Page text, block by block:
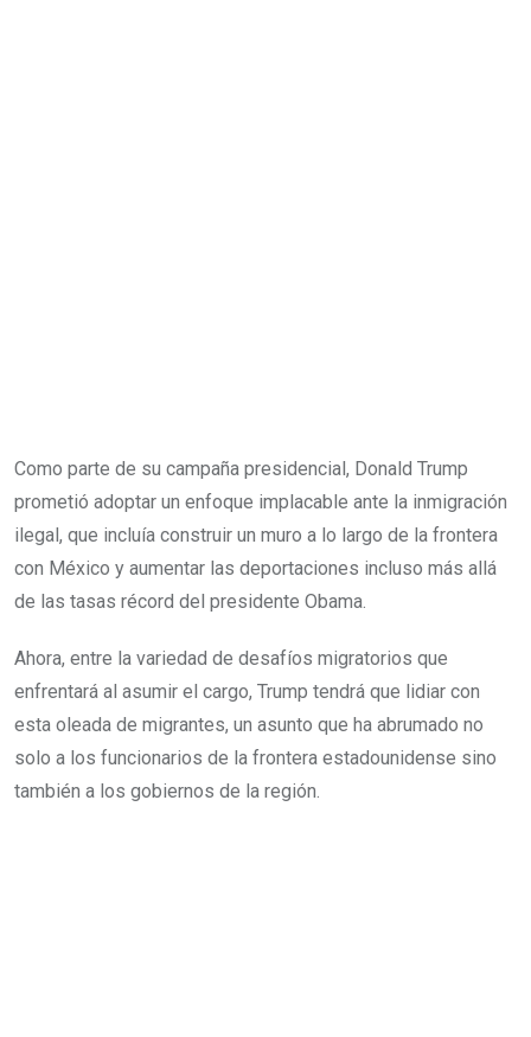
Como parte de su campaña presidencial, Donald Trump
prometió adoptar un enfoque implacable ante la inmigración
ilegal, que incluía construir un muro a lo largo de la frontera
con México y aumentar las deportaciones incluso más allá
de las tasas récord del presidente Obama.
Ahora, entre la variedad de desafíos migratorios que
enfrentará al asumir el cargo, Trump tendrá que lidiar con
esta oleada de migrantes, un asunto que ha abrumado no
solo a los funcionarios de la frontera estadounidense sino
también a los gobiernos de la región.